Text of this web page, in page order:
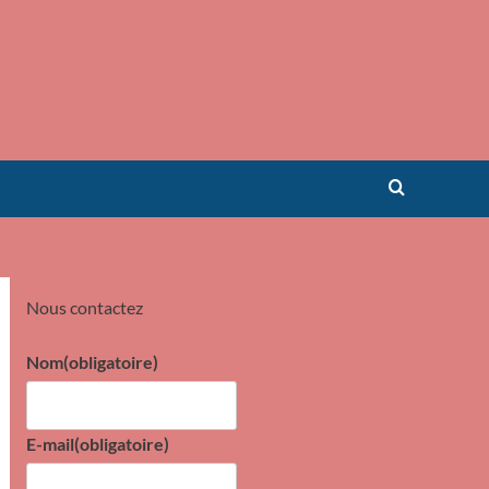
Nous contactez
Nom(obligatoire)
E-mail(obligatoire)